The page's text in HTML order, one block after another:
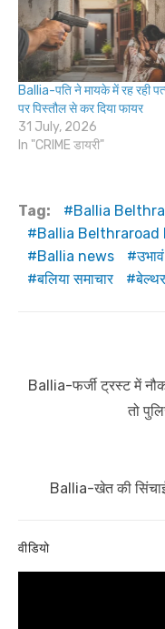
Ballia-पति ने मायके में रह रही
पर पिस्तौल से कर दिया फायर
31 July, 2026
In "CRIME डायरी"
Tag:
Ballia
Ballia Belthraroad
Ballia news
उभावं
बलिया समाचार
navigation
Previous
Ballia-फर्जी ट्रस्ट में
तो
Next
Ballia-खेत की
वीडियो